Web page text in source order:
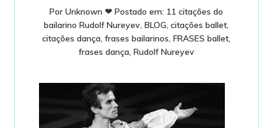
PorUnknown ❤Postado em: 11 citações do
bailarino Rudolf Nureyev,BLOG,citações ballet,
citações dança,frases bailarinos,FRASES ballet,
frases dança, Rudolf Nureyev